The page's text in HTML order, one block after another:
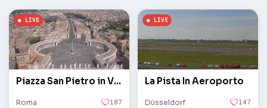
Piazza San Pietro in Vaticano
Roma 187
La Pista In Aeroporto
Düsseldorf 147